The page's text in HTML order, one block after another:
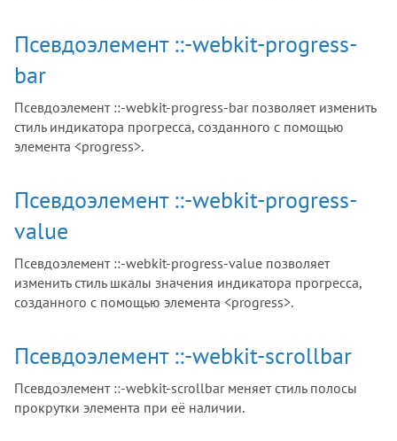
Псевдоэлемент ::-webkit-progress-
bar
Псевдоэлемент ::-webkit-progress-bar позволяет изменить
стиль индикатора прогресса, созданного с помощью
элемента <progress>.
Псевдоэлемент ::-webkit-progress-
value
Псевдоэлемент ::-webkit-progress-value позволяет
изменить стиль шкалы значения индикатора прогресса,
созданного с помощью элемента <progress>.
Псевдоэлемент ::-webkit-scrollbar
Псевдоэлемент ::-webkit-scrollbar меняет стиль полосы
прокрутки элемента при её наличии.